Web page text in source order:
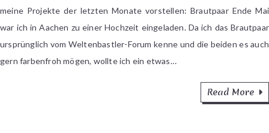
meine Projekte der letzten Monate vorstellen: Brautpaar Ende Mai
war ich in Aachen zu einer Hochzeit eingeladen. Da ich das Brautpaar
ursprünglich vom Weltenbastler-Forum kenne und die beiden es auch
gern farbenfroh mögen, wollte ich ein etwas…
Read More